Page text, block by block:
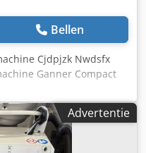
op de boorkop is zeer
lasersensor
een automatische
mogelijk is.
in technologie en
als instapmodel
en anderzijds
bewerkingscentrum
Bellen
Cjdpjzk Nwdsfx
Ganner Compact
2 boorbalken met
booras 0 -
minimaal 190 mm
2 x 0,75 kW
max. 70 mm Werkh
Advertentie